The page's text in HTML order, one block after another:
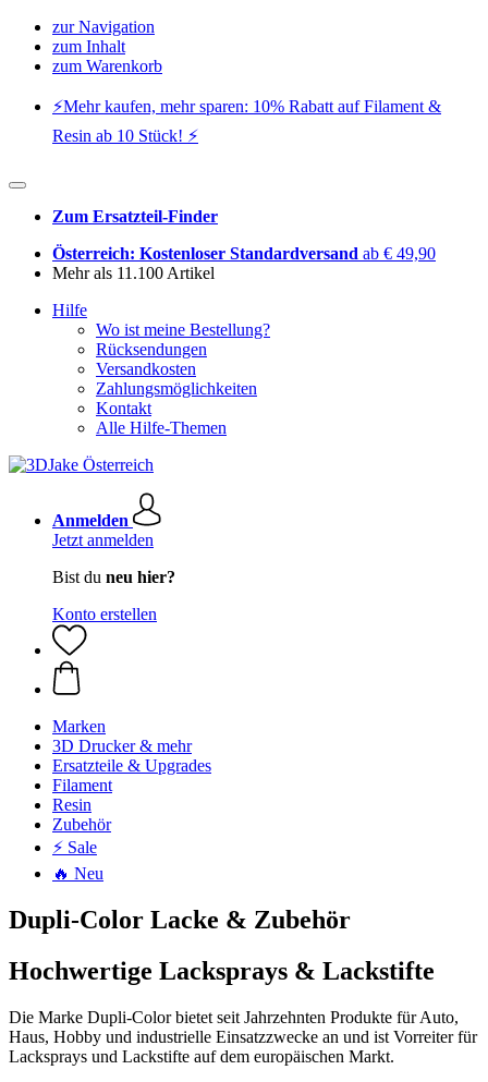
zur Navigation
zum Inhalt
zum Warenkorb
⚡️Mehr kaufen, mehr sparen: 10% Rabatt auf Filament &
Resin ab 10 Stück! ⚡️
Zum Ersatzteil-Finder
Österreich: Kostenloser Standardversand ab € 49,90
Mehr als 11.100 Artikel
Hilfe
Wo ist meine Bestellung?
Rücksendungen
Versandkosten
Zahlungsmöglichkeiten
Kontakt
Alle Hilfe-Themen
Anmelden
Jetzt anmelden
Bist du neu hier?
Konto erstellen
Marken
3D Drucker & mehr
Ersatzteile & Upgrades
Filament
Resin
Zubehör
⚡ Sale
🔥 Neu
Dupli-Color Lacke & Zubehör
Hochwertige Lacksprays & Lackstifte
Die Marke Dupli-Color bietet seit Jahrzehnten Produkte für Auto,
Haus, Hobby und industrielle Einsatzzwecke an und ist Vorreiter für
Lacksprays und Lackstifte auf dem europäischen Markt.